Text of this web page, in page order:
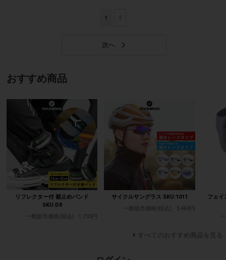
1 2
おすすめ商品
リフレクター付 裾止めバンド
SKU:D8
一般販売価格(税込)
1,733円
サイクルサングラス SKU:1011
一般販売価格(税込)
3,464円
フェイ
すべてのおすすめ商品を見る